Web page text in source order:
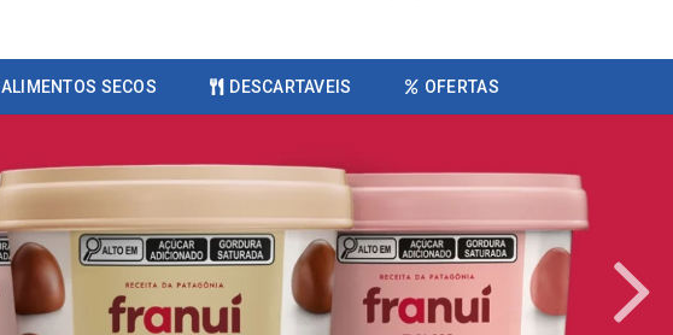
ALIMENTOS SECOS DESCARTAVEIS OFERTAS